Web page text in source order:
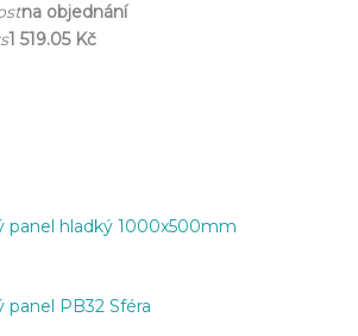
na objednání
1 519.05 Kč
panel hladký 1000x500mm
panel PB32 Sféra